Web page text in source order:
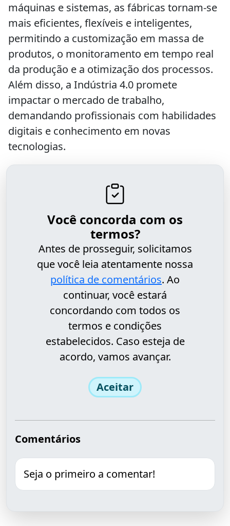
máquinas e sistemas, as fábricas tornam-se
mais eficientes, flexíveis e inteligentes,
permitindo a customização em massa de
produtos, o monitoramento em tempo real
da produção e a otimização dos processos.
Além disso, a Indústria 4.0 promete
impactar o mercado de trabalho,
demandando profissionais com habilidades
digitais e conhecimento em novas
tecnologias.
Você concorda com os
termos?
Antes de prosseguir, solicitamos
que você leia atentamente nossa
política de comentários. Ao
continuar, você estará
concordando com todos os
termos e condições
estabelecidos. Caso esteja de
acordo, vamos avançar.
Aceitar
Comentários
Seja o primeiro a comentar!